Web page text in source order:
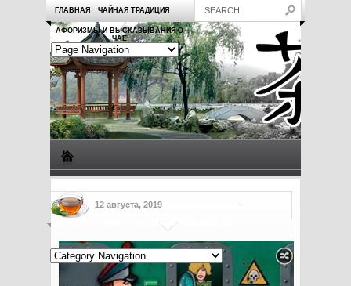
ГЛАВНАЯ ЧАЙНАЯ ТРАДИЦИЯ
АФОРИЗМЫ И ВЫСКАЗЫВАНИЯ О
ЧАЕ
Рецепты с чаем Полезные свойства чая
12 августа, 2019